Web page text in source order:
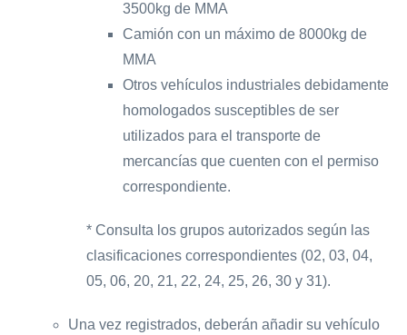
3500kg de MMA
Camión con un máximo de 8000kg de
MMA
Otros vehículos industriales debidamente
homologados susceptibles de ser
utilizados para el transporte de
mercancías que cuenten con el permiso
correspondiente.
* Consulta los grupos autorizados según las
clasificaciones correspondientes (02, 03, 04,
05, 06, 20, 21, 22, 24, 25, 26, 30 y 31).
Una vez registrados, deberán añadir su vehículo